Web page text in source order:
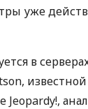
уже
в